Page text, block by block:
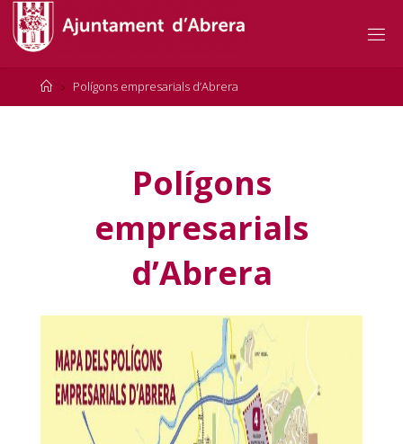
content
HomePolígons empresarials d’Abrera
Polígons
empresarials
d’Abrera